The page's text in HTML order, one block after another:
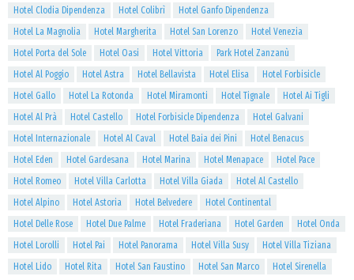
Hotel Clodia Dipendenza
Hotel Colibrì
Hotel Ganfo Dipendenza
Hotel La Magnolia
Hotel Margherita Hotel San Lorenzo
Hotel Venezia
Hotel Porta del Sole
Hotel Oasi Hotel Vittoria
Park Hotel Zanzanù
Hotel Al Poggio
Hotel Astra Hotel Bellavista Hotel Elisa
Hotel Forbisicle
Hotel Gallo
Hotel La Rotonda Hotel Miramonti Hotel Tignale
Hotel Ai Tigli
Hotel Al Prà
Hotel Castello Hotel Forbisicle Dipendenza
Hotel Galvani
Hotel Internazionale
Hotel Al Caval Hotel Baia dei Pini
Hotel Benacus
Hotel Eden
Hotel Gardesana Hotel Marina Hotel Menapace
Hotel Pace
Hotel Romeo
Hotel Villa Carlotta Hotel Villa Giada
Hotel Al Castello
Hotel Alpino
Hotel Astoria Hotel Belvedere
Hotel Continental
Hotel Delle Rose
Hotel Due Palme Hotel Fraderiana Hotel Garden
Hotel Onda
Hotel Lorolli
Hotel Pai Hotel Panorama Hotel Villa Susy
Hotel Villa Tiziana
Hotel Lido
Hotel Rita Hotel San Faustino Hotel San Marco
Hotel Sirenella